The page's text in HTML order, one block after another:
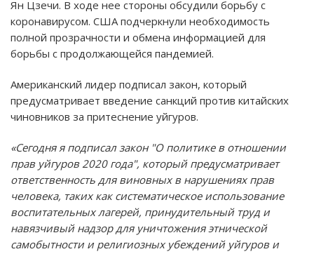
Ян Цзечи. В ходе нее стороны обсудили борьбу с
коронавирусом. США подчеркнули необходимость
полной прозрачности и обмена информацией для
борьбы с продолжающейся пандемией.
Американский лидер подписал закон, который
предусматривает введение санкций против китайских
чиновников за притеснение уйгуров.
«Сегодня я подписал закон "О политике в отношении
прав уйгуров 2020 года", который предусматривает
ответственность для виновных в нарушениях прав
человека, таких как систематическое использование
воспитательных лагерей, принудительный труд и
навязчивый надзор для уничтожения этнической
самобытности и религиозных убеждений уйгуров и